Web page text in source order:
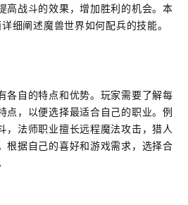
高战斗的效果，增加胜利的机会。本
细阐述魔兽世界如何配兵的技能。
各自的特点和优势。玩家需要了解每
点，以便选择最适合自己的职业。例
，法师职业擅长远程魔法攻击，猎人
根据自己的喜好和游戏需求，选择合